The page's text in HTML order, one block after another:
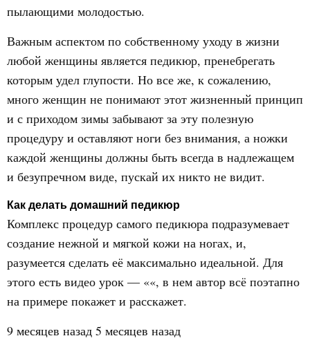
пылающими молодостью.
Важным аспектом по собственному уходу в жизни
любой женщины является педикюр, пренебрегать
которым удел глупости. Но все же, к сожалению,
много женщин не понимают этот жизненный принцип
и с приходом зимы забывают за эту полезную
процедуру и оставляют ноги без внимания, а ножки
каждой женщины должны быть всегда в надлежащем
и безупречном виде, пускай их никто не видит.
Как делать домашний педикюр
Комплекс процедур самого педикюра подразумевает
создание нежной и мягкой кожи на ногах, и,
разумеется сделать её максимально идеальной. Для
этого есть видео урок — ««, в нем автор всё поэтапно
на примере покажет и расскажет.
9 месяцев назад 5 месяцев назад